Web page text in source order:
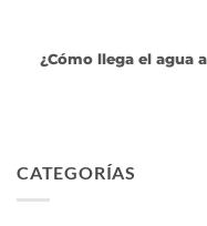
¿Cómo llega el agua
CATEGORÍAS